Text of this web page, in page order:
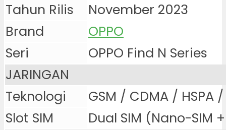
Tahun Rilis
November 2023
Brand
OPPO
Seri
OPPO Find N Series
JARINGAN
Teknologi
GSM / CDMA / HSPA
Slot SIM
Dual SIM (Nano-SIM